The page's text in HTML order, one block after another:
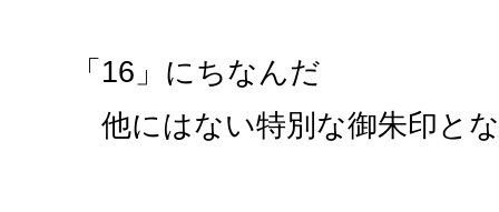
「16」にちなんだ
他にはない特別な御朱印と